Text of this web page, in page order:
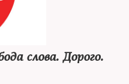
слова. Дорого.